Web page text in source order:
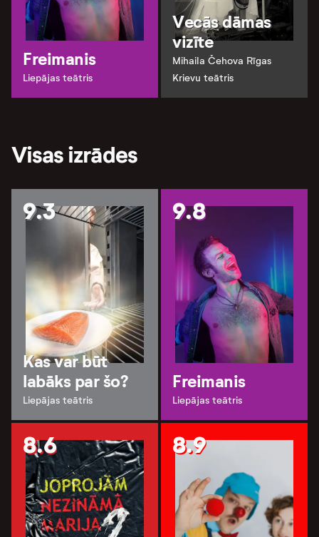
Freimanis
Liepājas teātris
Vecās dāmas
vizīte
Mihaila Čehova Rīgas
Krievu teātris
Visas izrādes
9.3
Kas var būt
labāks par šo?
Liepājas teātris
9.8
Freimanis
Liepājas teātris
8.6 8.9